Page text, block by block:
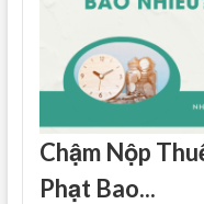
Chậm Nộp
Phạt Bao...